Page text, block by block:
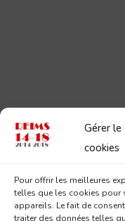
Gérer
cookies
Pour offrir les meilleures
telles que les cookies pour
appareils. Le fait de
traiter des données telles